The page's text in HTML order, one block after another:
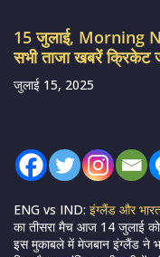
15 जुलाई, Morning
सभी ताजा खबरें
जुलाई 15, 2025
ENG vs IND: इंग्लैंड और
का तीसरा मैच आज 14 जुलाई
इस मुकाबले में मेजबान इंग्लैंड ने